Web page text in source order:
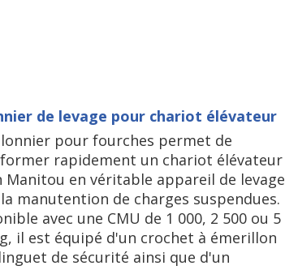
de levage pour chariot élévateur
pour fourches permet de
rapidement un chariot élévateur
Manitou en véritable appareil de levage
manutention de charges suspendues.
avec une CMU de 1 000, 2 500 ou 5
il est équipé d'un crochet à émerillon
de sécurité ainsi que d'un